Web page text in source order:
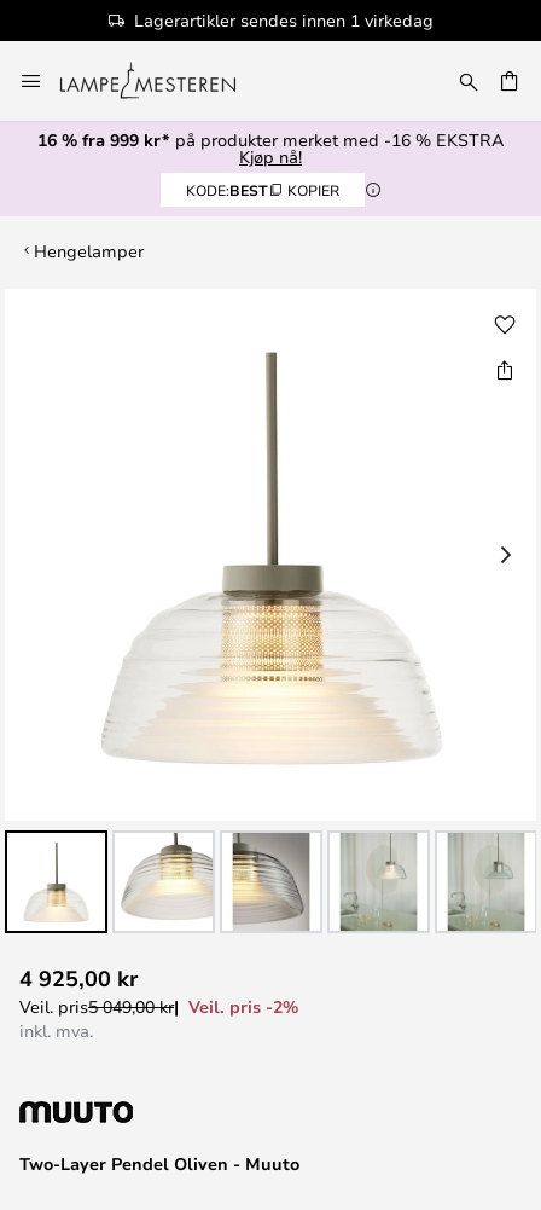
Lagerartikler sendes innen 1 virkedag
til
innhold
16 % fra 999 kr* på produkter merket med -16 % EKSTRA
Kjøp nå!
KODE:BEST KOPIER
Hengelamper
til
begynnelsen
Two-Layer Pendel Oliven - Muuto
4 925,00 kr
Veil. pris5 049,00 kr
Veil. pris -2%
inkl. mva.